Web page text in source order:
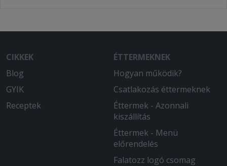
CIKKEK
Blog
GYIK
Receptek
ÉTTERMEKNEK
Hogyan működik?
Csatlakozás éttermeknek
Éttermek - Azonnali
kiszállítás
Éttermek - Menü
előrendelés
Falatozz logó csomag